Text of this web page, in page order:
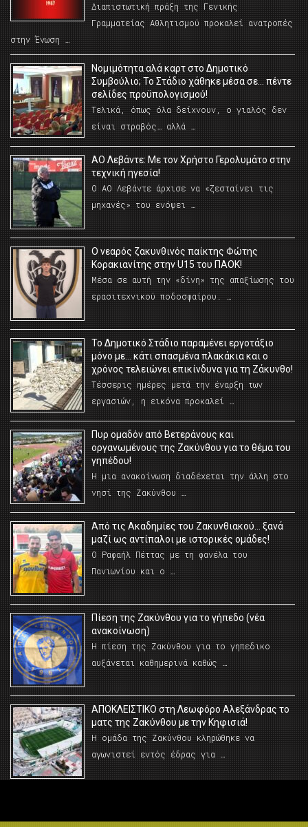
Διαπιστωτική πράξη της Γενικής
Γραμματείας Αθλητισμού προκαλεί ανατροπές
στην Ένωση …
Νομιμότητα αλά καρτ στο Δημοτικό
Συμβούλιο; Το Στάδιο χάθηκε μέσα σε… πέντε
σελίδες προϋπολογισμού!
Τελικά, όπως όλα δείχνουν, ο γιαλός δεν
είναι στραβός… αλλά …
ΑΟ Λεβάντε: Με τον Χρήστο Γερολυμάτο στην
τεχνική ηγεσία!
Ο ΑΟ Λεβάντε άρχισε να «ζεσταίνει τις
μηχανές» του ενόψει …
O νεαρός ζακυνθινός παίκτης Φώτης
Κορακιανίτης στην U15 του ΠΑΟΚ!
Μέσα σε αυτή την «δίνη» της απαξίωσης του
ερασιτεχνικού ποδοσφαίρου. …
Το Δημοτικό Στάδιο παραμένει εργοτάξιο
μόνο με… κάτι σπασμένα πλακάκια και ο
χρόνος τελειώνει επικίνδυνα για τη Ζάκυνθο!
Τέσσερις ημέρες μετά την έναρξη των
εργασιών, η εικόνα προκαλεί …
Πυρ ομαδόν από Βετεράνους και
οργανωμένους της Ζακύνθου για το θέμα του
γηπέδου!
Η μια ανακοίνωση διαδέχεται την άλλη στο
νησί της Ζακύνθου …
Από τις Ακαδημίες του Ζακυνθιακού… ξανά
μαζί ως αντίπαλοι με ιστορικές ομάδες!
Ο Ραφαήλ Πέττας με τη φανέλα του
Πανιωνίου και ο …
Πίεση της Ζακύνθου για το γήπεδο (νέα
ανακοίνωση)
Η πίεση της Ζακύνθου για το γηπεδικο
αυξάνεται καθημερινά καθώς …
AΠΟΚΛΕΙΣΤΙΚΟ στη Λεωφόρο Αλεξάνδρας το
ματς της Ζακύνθου με την Κηφισιά!
Η ομάδα της Ζακύνθου κληρώθηκε να
αγωνιστεί εντός έδρας για …